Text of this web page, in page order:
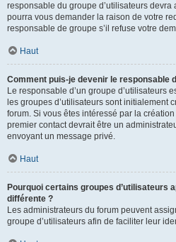
responsable du groupe d’utilisateurs
pourra vous demander la raison de votre
responsable de groupe s’il refuse votre
Haut
Comment puis-je devenir le responsable
Le responsable d’un groupe d’utilisateurs
les groupes d’utilisateurs sont initialement
forum. Si vous êtes intéressé par la
premier contact devrait être un
envoyant un message privé.
Haut
Pourquoi certains groupes d’utilisateurs
différente ?
Les administrateurs du forum peuvent
groupe d’utilisateurs afin de faciliter leur